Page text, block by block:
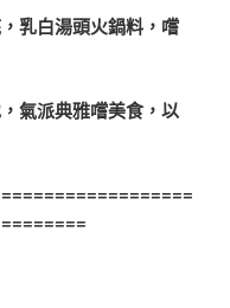
乳白湯頭火鍋料，嚐
氣派典雅嚐美食，以